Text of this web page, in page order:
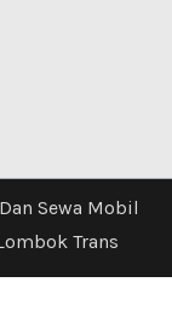
Sewa Mobil
Trans